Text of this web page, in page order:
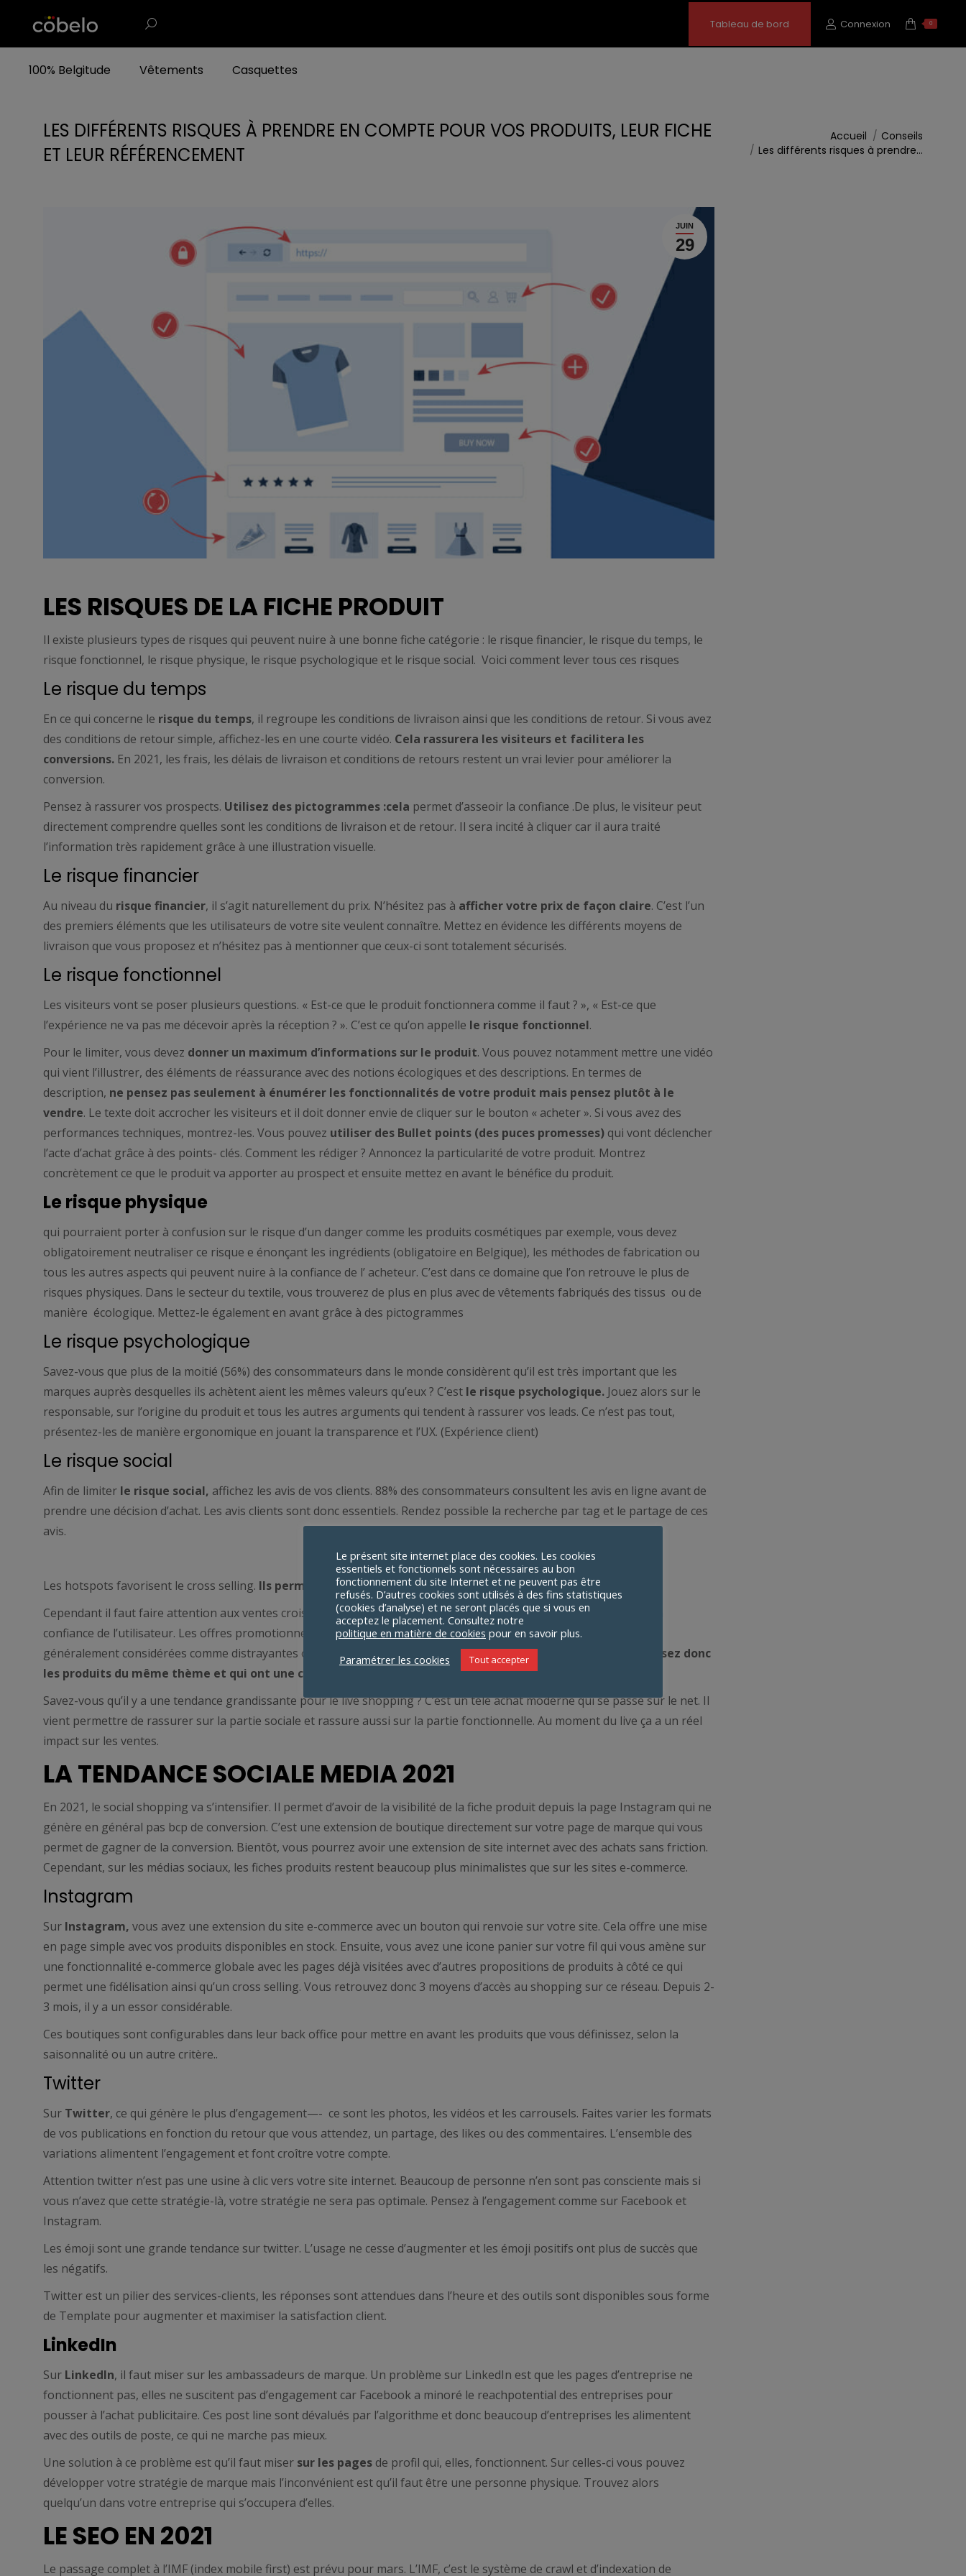
Tableau de bord Connexion 0
100% Belgitude Vêtements Casquettes
LES DIFFÉRENTS RISQUES À PRENDRE EN COMPTE POUR VOS PRODUITS, LEUR FICHE
ET LEUR RÉFÉRENCEMENT
Accueil
Conseils
Les différents risques à prendre…
JUIN
29
LES RISQUES DE LA FICHE PRODUIT
Il existe plusieurs types de risques qui peuvent nuire à une bonne fiche catégorie : le risque financier, le risque du temps, le
risque fonctionnel, le risque physique, le risque psychologique et le risque social. Voici comment lever tous ces risques
Le risque du temps
En ce qui concerne le risque du temps, il regroupe les conditions de livraison ainsi que les conditions de retour. Si vous avez
des conditions de retour simple, affichez-les en une courte vidéo. Cela rassurera les visiteurs et facilitera les
conversions. En 2021, les frais, les délais de livraison et conditions de retours restent un vrai levier pour améliorer la
conversion.
Pensez à rassurer vos prospects. Utilisez des pictogrammes :cela permet d’asseoir la confiance .De plus, le visiteur peut
directement comprendre quelles sont les conditions de livraison et de retour. Il sera incité à cliquer car il aura traité
l’information très rapidement grâce à une illustration visuelle.
Le risque financier
Au niveau du risque financier, il s’agit naturellement du prix. N’hésitez pas à afficher votre prix de façon claire. C’est l’un
des premiers éléments que les utilisateurs de votre site veulent connaître. Mettez en évidence les différents moyens de
livraison que vous proposez et n’hésitez pas à mentionner que ceux-ci sont totalement sécurisés.
Le risque fonctionnel
Les visiteurs vont se poser plusieurs questions. « Est-ce que le produit fonctionnera comme il faut ? », « Est-ce que
l’expérience ne va pas me décevoir après la réception ? ». C’est ce qu’on appelle le risque fonctionnel.
Pour le limiter, vous devez donner un maximum d’informations sur le produit. Vous pouvez notamment mettre une vidéo
qui vient l’illustrer, des éléments de réassurance avec des notions écologiques et des descriptions. En termes de
description, ne pensez pas seulement à énumérer les fonctionnalités de votre produit mais pensez plutôt à le
vendre. Le texte doit accrocher les visiteurs et il doit donner envie de cliquer sur le bouton « acheter ». Si vous avez des
performances techniques, montrez-les. Vous pouvez utiliser des Bullet points (des puces promesses) qui vont déclencher
l’acte d’achat grâce à des points- clés. Comment les rédiger ? Annoncez la particularité de votre produit. Montrez
concrètement ce que le produit va apporter au prospect et ensuite mettez en avant le bénéfice du produit.
Le risque physique
qui pourraient porter à confusion sur le risque d’un danger comme les produits cosmétiques par exemple, vous devez
obligatoirement neutraliser ce risque e énonçant les ingrédients (obligatoire en Belgique), les méthodes de fabrication ou
tous les autres aspects qui peuvent nuire à la confiance de l’ acheteur. C’est dans ce domaine que l’on retrouve le plus de
risques physiques. Dans le secteur du textile, vous trouverez de plus en plus avec de vêtements fabriqués des tissus ou de
manière écologique. Mettez-le également en avant grâce à des pictogrammes
Le risque psychologique
Savez-vous que plus de la moitié (56%) des consommateurs dans le monde considèrent qu’il est très important que les
marques auprès desquelles ils achètent aient les mêmes valeurs qu’eux ? C’est le risque psychologique. Jouez alors sur le
responsable, sur l’origine du produit et tous les autres arguments qui tendent à rassurer vos leads. Ce n’est pas tout,
présentez-les de manière ergonomique en jouant la transparence et l’UX. (Expérience client)
Le risque social
Afin de limiter le risque social, affichez les avis de vos clients. 88% des consommateurs consultent les avis en ligne avant de
prendre une décision d’achat. Les avis clients sont donc essentiels. Rendez possible la recherche par tag et le partage de ces
avis.
Les hotspots favorisent le cross selling. Ils permettentd’augmenter de 15 à 25% le chiffre d’affaires.
Cependant il faut faire attention aux ventes croisées qui ne sont pas pertinentes car elles affaiblissent fortement la
confiance de l’utilisateur. Les offres promotionnelles qui n’ont pas de relation claire avec le contenu du panier sont
généralement considérées comme distrayantes ou ennuyeuses, ou simplement ignorées par les utilisateurs.
Priorisez donc
les produits du même thème et qui ont une compatibilité directe.
Savez-vous qu’il y a une tendance grandissante pour le live shopping ? C’est un télé achat moderne qui se passe sur le net. Il
vient permettre de rassurer sur la partie sociale et rassure aussi sur la partie fonctionnelle. Au moment du live ça a un réel
impact sur les ventes.
LA TENDANCE SOCIALE MEDIA 2021
En 2021, le social shopping va s’intensifier. Il permet d’avoir de la visibilité de la fiche produit depuis la page Instagram qui ne
génère en général pas bcp de conversion. C’est une extension de boutique directement sur votre page de marque qui vous
permet de gagner de la conversion. Bientôt, vous pourrez avoir une extension de site internet avec des achats sans friction.
Cependant, sur les médias sociaux, les fiches produits restent beaucoup plus minimalistes que sur les sites e-commerce.
Instagram
Sur Instagram, vous avez une extension du site e-commerce avec un bouton qui renvoie sur votre site. Cela offre une mise
en page simple avec vos produits disponibles en stock. Ensuite, vous avez une icone panier sur votre fil qui vous amène sur
une fonctionnalité e-commerce globale avec les pages déjà visitées avec d’autres propositions de produits à côté ce qui
permet une fidélisation ainsi qu’un cross selling. Vous retrouvez donc 3 moyens d’accès au shopping sur ce réseau. Depuis 2-
3 mois, il y a un essor considérable.
Ces boutiques sont configurables dans leur back office pour mettre en avant les produits que vous définissez, selon la
saisonnalité ou un autre critère..
Twitter
Sur Twitter, ce qui génère le plus d’engagement—- ce sont les photos, les vidéos et les carrousels. Faites varier les formats
de vos publications en fonction du retour que vous attendez, un partage, des likes ou des commentaires. L’ensemble des
variations alimentent l’engagement et font croître votre compte.
Attention twitter n’est pas une usine à clic vers votre site internet. Beaucoup de personne n’en sont pas consciente mais si
vous n’avez que cette stratégie-là, votre stratégie ne sera pas optimale. Pensez à l’engagement comme sur Facebook et
Instagram.
Les émoji sont une grande tendance sur twitter. L’usage ne cesse d’augmenter et les émoji positifs ont plus de succès que
les négatifs.
Twitter est un pilier des services-clients, les réponses sont attendues dans l’heure et des outils sont disponibles sous forme
de Template pour augmenter et maximiser la satisfaction client.
LinkedIn
Sur LinkedIn, il faut miser sur les ambassadeurs de marque. Un problème sur LinkedIn est que les pages d’entreprise ne
fonctionnent pas, elles ne suscitent pas d’engagement car Facebook a minoré le reachpotential des entreprises pour
pousser à l’achat publicitaire. Ces post line sont dévalués par l’algorithme et donc beaucoup d’entreprises les alimentent
avec des outils de poste, ce qui ne marche pas mieux.
Une solution à ce problème est qu’il faut miser sur les pages de profil qui, elles, fonctionnent. Sur celles-ci vous pouvez
développer votre stratégie de marque mais l’inconvénient est qu’il faut être une personne physique. Trouvez alors
quelqu’un dans votre entreprise qui s’occupera d’elles.
LE SEO EN 2021
Le passage complet à l’IMF (index mobile first) est prévu pour mars. L’IMF, c’est le système de crawl et d’indexation de
Le présent site internet place des cookies. Les cookies
essentiels et fonctionnels sont nécessaires au bon
fonctionnement du site Internet et ne peuvent pas être
refusés. D’autres cookies sont utilisés à des fins statistiques
(cookies d’analyse) et ne seront placés que si vous en
acceptez le placement. Consultez notre
politique en matière de cookies pour en savoir plus.
Paramétrer les cookies
Tout accepter